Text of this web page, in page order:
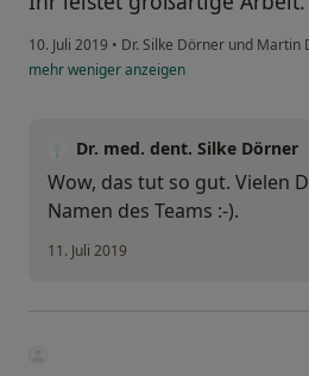
10. Juli 2019 • Dr. Silke Dörner und Martin
mehrwenigeranzeigen
Dr. med. dent. Silke Dörner
Wow, das tut so gut. Vielen
Namen des Teams :-).
11. Juli 2019